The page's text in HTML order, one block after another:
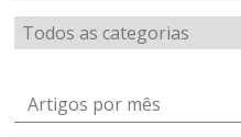
Artigos por mês